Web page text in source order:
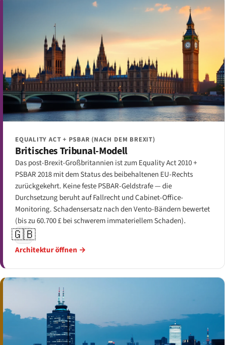
EQUALITY ACT + PSBAR (NACH DEM BREXIT)
Britisches Tribunal-Modell
Das post-Brexit-Großbritannien ist zum Equality Act 2010 +
PSBAR 2018 mit dem Status des beibehaltenen EU-Rechts
zurückgekehrt. Keine feste PSBAR-Geldstrafe — die
Durchsetzung beruht auf Fallrecht und Cabinet-Office-
Monitoring. Schadensersatz nach den Vento-Bändern bewertet
(bis zu 60.700 £ bei schwerem immateriellem Schaden).
🇬🇧
Architektur öffnen →